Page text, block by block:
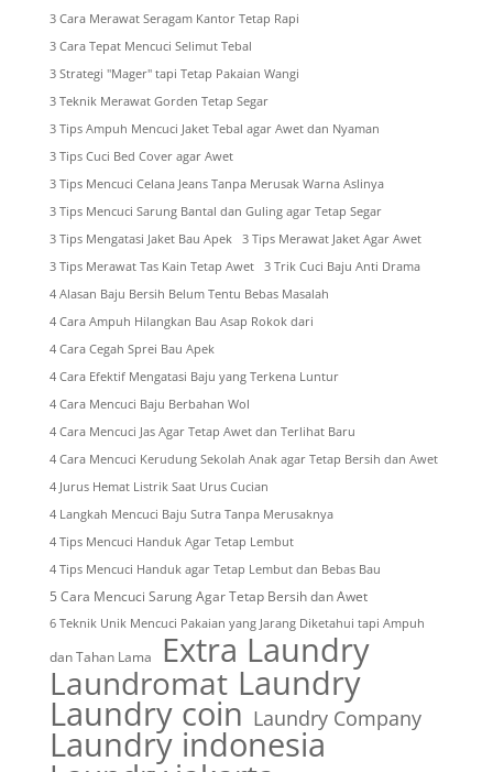
3 Cara Merawat Seragam Kantor Tetap Rapi
3 Cara Tepat Mencuci Selimut Tebal
3 Strategi "Mager" tapi Tetap Pakaian Wangi
3 Teknik Merawat Gorden Tetap Segar
3 Tips Ampuh Mencuci Jaket Tebal agar Awet dan Nyaman
3 Tips Cuci Bed Cover agar Awet
3 Tips Mencuci Celana Jeans Tanpa Merusak Warna Aslinya
3 Tips Mencuci Sarung Bantal dan Guling agar Tetap Segar
3 Tips Mengatasi Jaket Bau Apek
3 Tips Merawat Jaket Agar Awet
3 Tips Merawat Tas Kain Tetap Awet
3 Trik Cuci Baju Anti Drama
4 Alasan Baju Bersih Belum Tentu Bebas Masalah
4 Cara Ampuh Hilangkan Bau Asap Rokok dari
4 Cara Cegah Sprei Bau Apek
4 Cara Efektif Mengatasi Baju yang Terkena Luntur
4 Cara Mencuci Baju Berbahan Wol
4 Cara Mencuci Jas Agar Tetap Awet dan Terlihat Baru
4 Cara Mencuci Kerudung Sekolah Anak agar Tetap Bersih dan Awet
4 Jurus Hemat Listrik Saat Urus Cucian
4 Langkah Mencuci Baju Sutra Tanpa Merusaknya
4 Tips Mencuci Handuk Agar Tetap Lembut
4 Tips Mencuci Handuk agar Tetap Lembut dan Bebas Bau
5 Cara Mencuci Sarung Agar Tetap Bersih dan Awet
6 Teknik Unik Mencuci Pakaian yang Jarang Diketahui tapi Ampuh
dan Tahan Lama Extra Laundry
Laundromat Laundry
Laundry coin Laundry Company
Laundry indonesia